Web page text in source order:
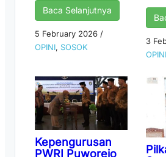
Baca Selanjutnya
5 February 2026 /
OPINI, SOSOK
3
OPINI
Kepengurusan
PWRI Puworejo